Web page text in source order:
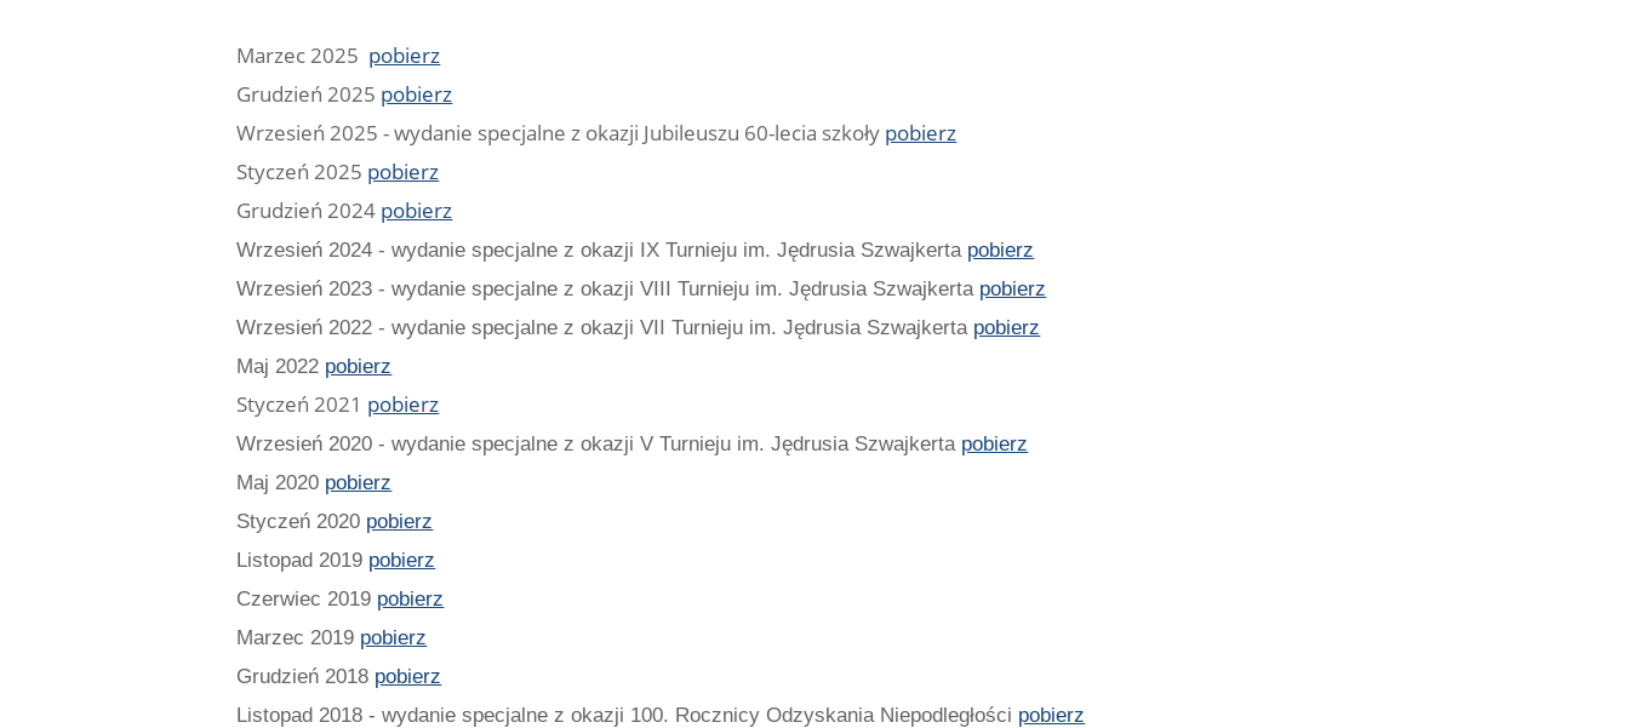
Marzec 2025 pobierz
Grudzień 2025 pobierz
Wrzesień 2025 - wydanie specjalne z okazji Jubileuszu 60-lecia szkoły pobierz
Styczeń 2025 pobierz
Grudzień 2024 pobierz
Wrzesień 2024 - wydanie specjalne z okazji IX Turnieju im. Jędrusia Szwajkerta pobierz
Wrzesień 2023 - wydanie specjalne z okazji VIII Turnieju im. Jędrusia Szwajkerta pobierz
Wrzesień 2022 - wydanie specjalne z okazji VII Turnieju im. Jędrusia Szwajkerta pobierz
Maj 2022 pobierz
Styczeń 2021 pobierz
Wrzesień 2020 - wydanie specjalne z okazji V Turnieju im. Jędrusia Szwajkerta pobierz
Maj 2020 pobierz
Styczeń 2020 pobierz
Listopad 2019 pobierz
Czerwiec 2019 pobierz
Marzec 2019 pobierz
Grudzień 2018 pobierz
Listopad 2018 - wydanie specjalne z okazji 100. Rocznicy Odzyskania Niepodległości pobierz